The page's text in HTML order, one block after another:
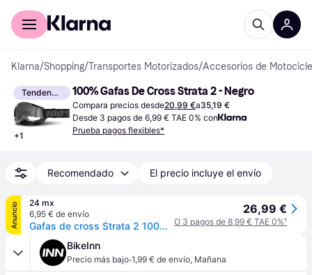
Comprar con Klarna
Klarna/Shopping/Transportes Motorizados/Accesorios de
Tendencia
+1
100% Gafas De Cross Strata 2 - Negro
Compara precios desde20,99 €a35,19 €
Desde 3 pagos de 6,99 € TAE 0% con
Prueba pagos flexibles*
Recomendado El precio incluye el envío
Anuncio
24 mx
6,95 € de envío
Gafas de cross Strata 2 100% Negro
26,99 €
O 3 pagos de 8,99 € TAE 0%¹
BikeInn
Precio más bajo·1,99 € de envío, Mañana